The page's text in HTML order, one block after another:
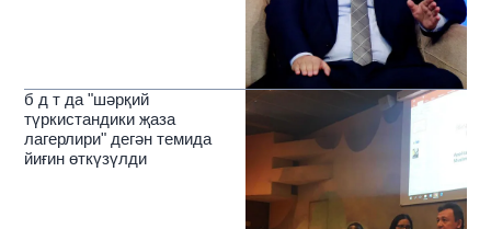
б д т да "шәрқий
түркистандики җаза
лагерлири" дегән темида
йиғин өткүзүлди